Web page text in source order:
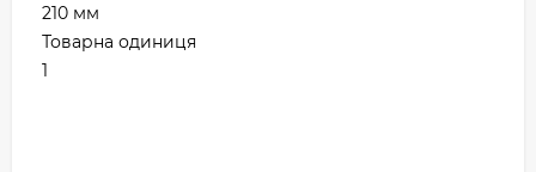
210 мм
Товарна одиниця
1